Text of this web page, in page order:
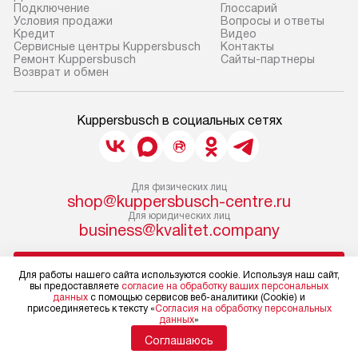
Если необходимо переместить
прибор до места установки,
пожалуйста, предварительно
уточните это с менеджером.
учитывать, что если размеры
прибора не позволяют ему пройти
через дверной проем, сотрудники
демонтировать дверцы, ручки или
другие выступающие элементы, так
как это может привести к отказу
в гарантийном ремонте в будущем.
Перед заказом удостоверьтесь, что
сможете переместить прибор
в нужное место, учитывая размеры
Готовые
предполагают,
от категории,
установленной
включает в
монтаж техники
подключение к
коммуникациям,
и консультацию
В стандартную
не включаются:
Подключение
Условия продажи
Кредит
Сервисные центры Kuppersbusch
Ремонт Kuppersbusch
Возврат и обмен
Глоссарий
Вопросы и ответы
Видео
Контакты
Сайты-партнеры
Kuppersbusch в социальных сетях
Для физических лиц
shop@kuppersbusch-centre.ru
Для юридических лиц
business@kvalitet.company
Политика конфиденциальности
Условия продажи
Карта сайта
Для работы нашего сайта используются cookie. Используя наш сайт,
вы предоставляете согласие на обработку ваших персональных
данных с помощью сервисов веб-аналитики (Cookie) и
присоединяетесь к тексту «Согласия на обработку персональных
данных»
Соглашаюсь